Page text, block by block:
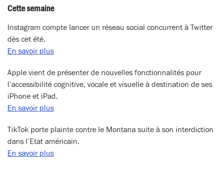
Cette semaine
Instagram compte lancer un réseau social concurrent à Twitter
dès cet été.
En savoir plus
Apple vient de présenter de nouvelles fonctionnalités pour
l’accessibilité cognitive, vocale et visuelle à destination de ses
iPhone et iPad.
En savoir plus
TikTok porte plainte contre le Montana suite à son interdiction
dans l’Etat américain.
En savoir plus